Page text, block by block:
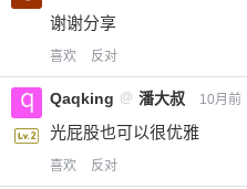
谢谢分享
喜欢 反对
Qaqking @ 潘大叔 10月前
光屁股也可以很优雅
喜欢 反对